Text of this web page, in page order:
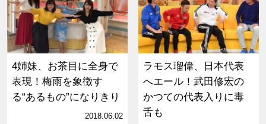
4姉妹、お茶目に全身で
表現！梅雨を象徴す
る“あるもの”になりきり
2018.06.02
ラモス瑠偉、日本代表
へエール！武田修宏の
かつての代表入りに毒
舌も